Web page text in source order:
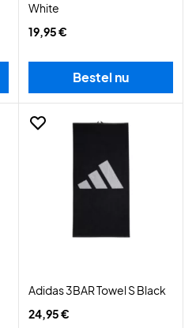
White
19,95 €
Bestel nu
Adidas 3BAR Towel S Black
24,95 €